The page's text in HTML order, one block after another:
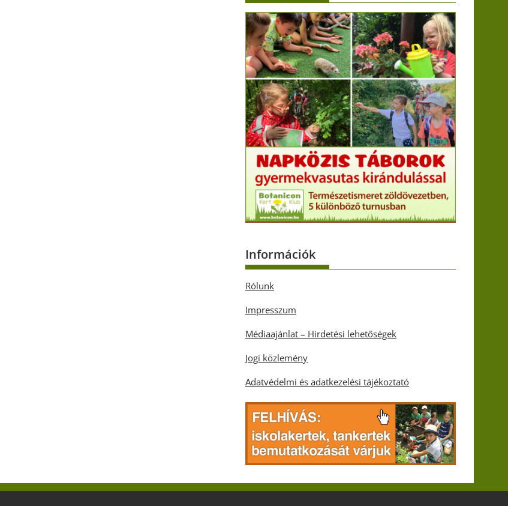
Információk
Rólunk
Impresszum
Médiaajánlat – Hirdetési lehetőségek
Jogi közlemény
Adatvédelmi és adatkezelési tájékoztató